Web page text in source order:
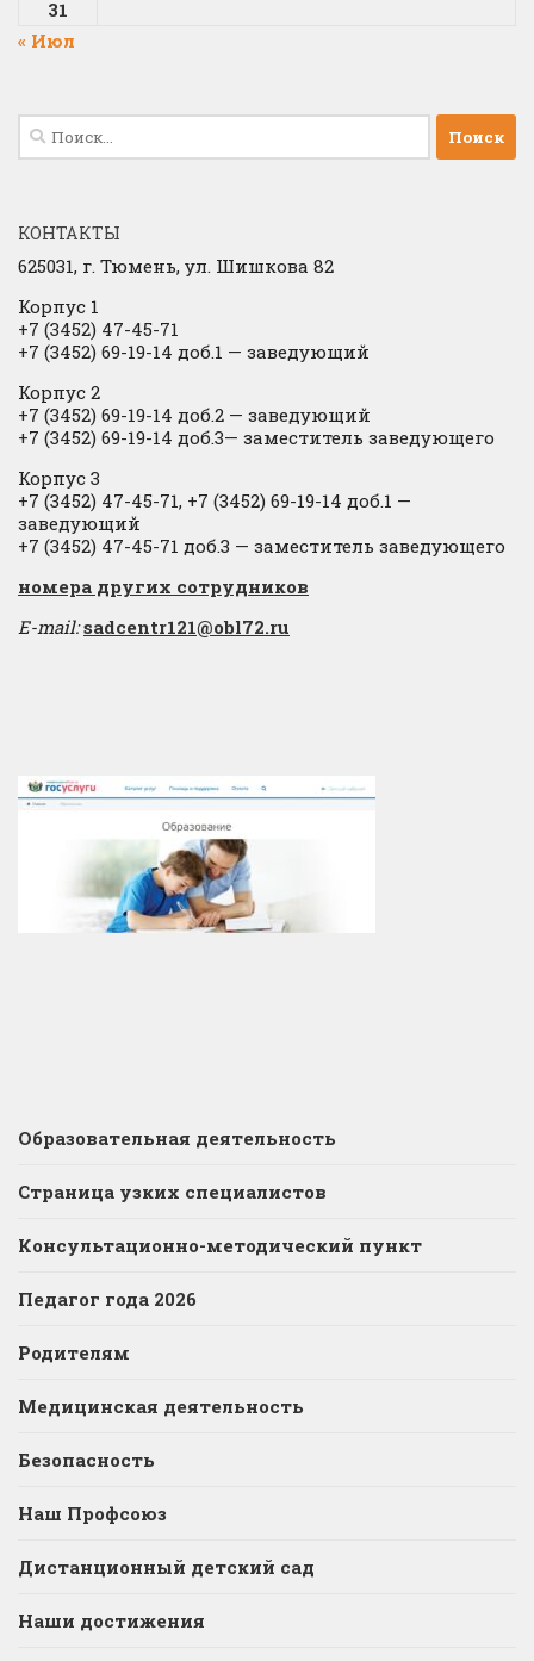
31
« Июл
Найти:
КОНТАКТЫ
625031, г. Тюмень, ул. Шишкова 82
Корпус 1
+7 (3452) 47-45-71
+7 (3452) 69-19-14 доб.1 — заведующий
Корпус 2
+7 (3452) 69-19-14 доб.2 — заведующий
+7 (3452) 69-19-14 доб.3— заместитель заведующего
Корпус 3
+7 (3452) 47-45-71, +7 (3452) 69-19-14 доб.1 —
заведующий
+7 (3452) 47-45-71 доб.3 — заместитель заведующего
​номера других сотрудников
E-mail: sadcentr121@obl72.ru
Образовательная деятельность
Страница узких специалистов
Консультационно-методический пункт
Педагог года 2026
Родителям
Медицинская деятельность
Безопасность
Наш Профсоюз
Дистанционный детский сад
Наши достижения